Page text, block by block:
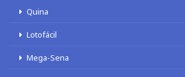
Quina
Lotofácil
Mega-Sena